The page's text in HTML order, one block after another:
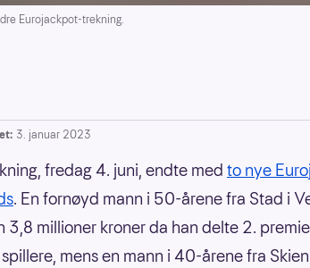
Eurojackpot-trekning.
3. januar 2023
fredag 4. juni, endte med to nye
. En fornøyd mann i 50-årene fra Stad i
3,8 millioner kroner da han delte 2.
mens en mann i 40-årene fra